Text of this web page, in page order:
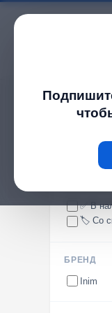
pc.ge/Сирены
✅ В
🏷️ Со
БРЕНД
Inim